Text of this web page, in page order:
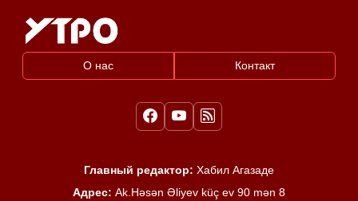
О нас Контакт
Главный редактор: Хабил Агазаде
Адрес: Ak.Həsən Əliyev küç ev 90 mən 8